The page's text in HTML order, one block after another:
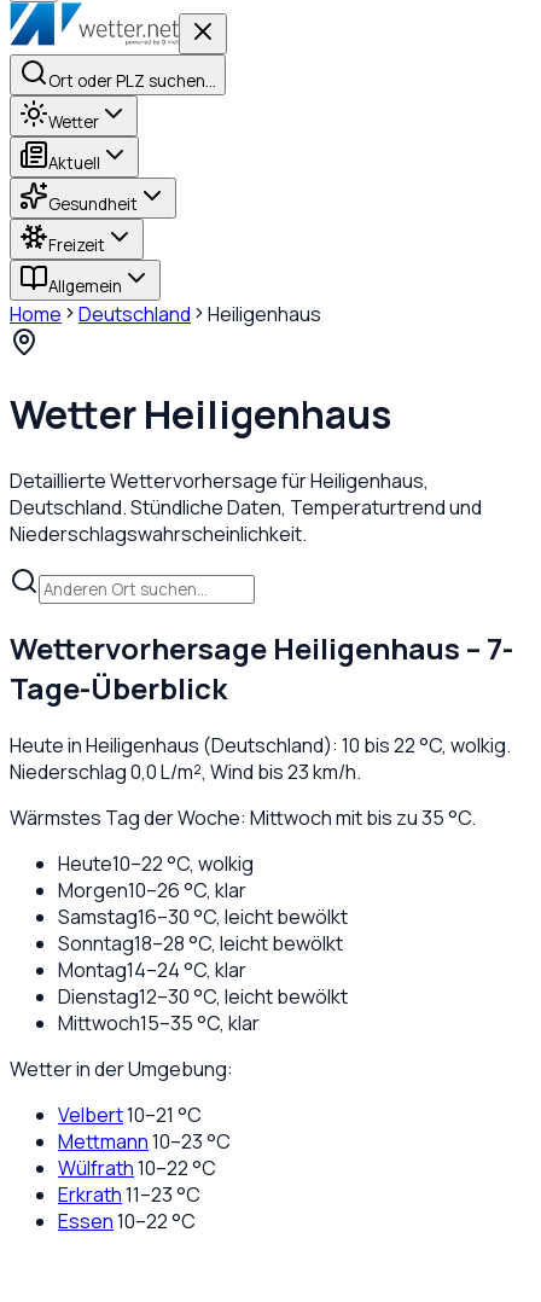
Ort oder PLZ suchen…
Wetter
Aktuell
Gesundheit
Freizeit
Allgemein
Home Deutschland Heiligenhaus
WetterHeiligenhaus
Detaillierte Wettervorhersage fürHeiligenhaus,
Deutschland. Stündliche Daten, Temperaturtrend und
Niederschlagswahrscheinlichkeit.
Wettervorhersage Heiligenhaus – 7-
Tage-Überblick
Heute inHeiligenhaus (Deutschland): 10 bis22°C, wolkig.
Niederschlag0,0L/m², Wind bis23km/h.
Wärmstes Tag der Woche: Mittwoch mit bis zu 35 °C.
Heute10–22°C, wolkig
Morgen10–26°C, klar
Samstag16–30°C, leicht bewölkt
Sonntag18–28°C, leicht bewölkt
Montag14–24°C, klar
Dienstag12–30°C, leicht bewölkt
Mittwoch15–35°C, klar
Wetter in der Umgebung:
Velbert10–21 °C
Mettmann10–23°C
Wülfrath10–22°C
Erkrath11–23°C
Essen10–22°C